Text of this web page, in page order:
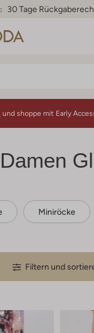
30 Tage
und shoppe mit Early
Miniröcke
Filtern und